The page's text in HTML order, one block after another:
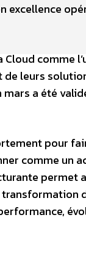
excellence
comme
leurs
a été
pour
comme un
permet